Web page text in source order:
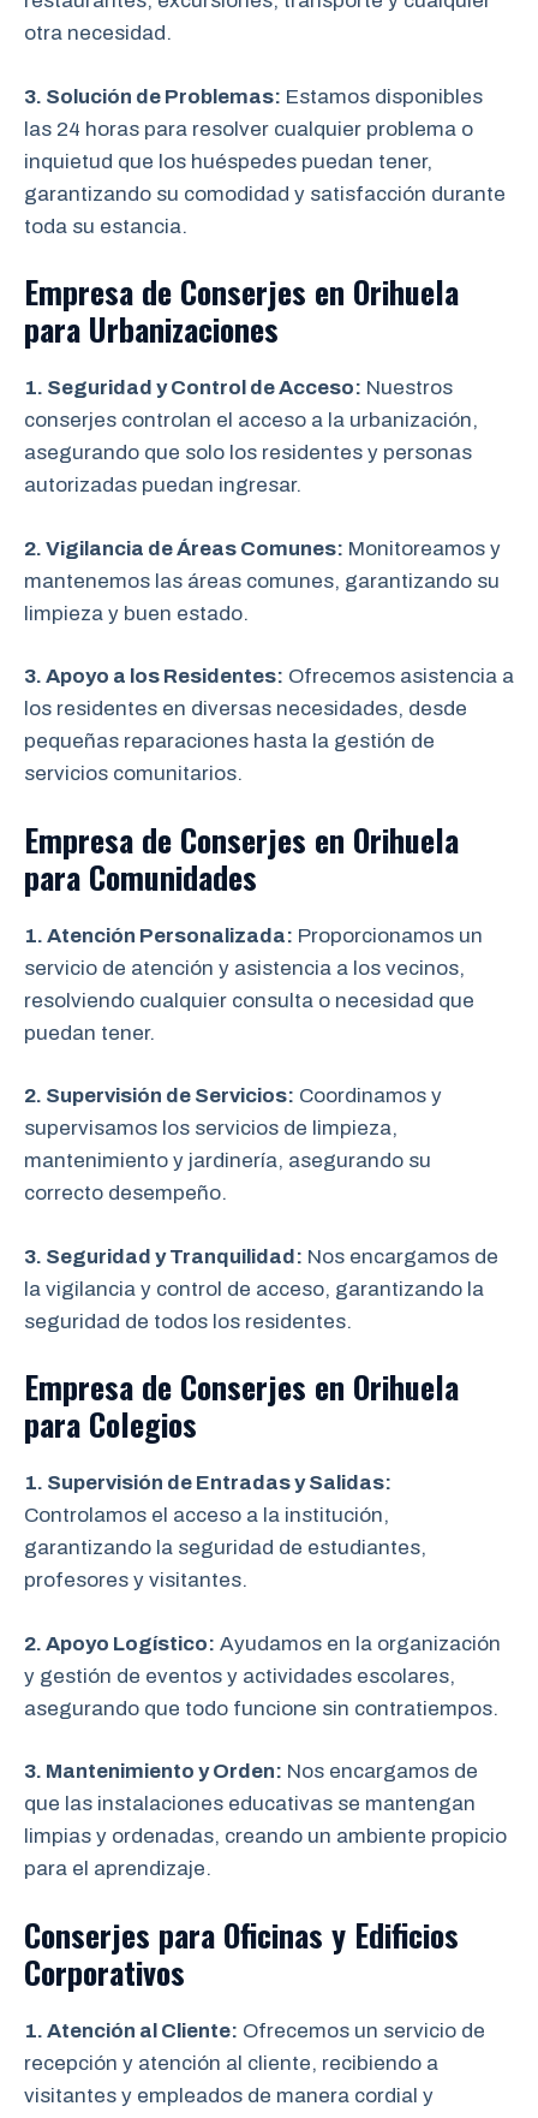
otra necesidad.
3. Solución de Problemas: Estamos disponibles
las 24 horas para resolver cualquier problema o
inquietud que los huéspedes puedan tener,
garantizando su comodidad y satisfacción durante
toda su estancia.
Empresa de Conserjes en Orihuela
para Urbanizaciones
1. Seguridad y Control de Acceso: Nuestros
conserjes controlan el acceso a la urbanización,
asegurando que solo los residentes y personas
autorizadas puedan ingresar.
2. Vigilancia de Áreas Comunes: Monitoreamos y
mantenemos las áreas comunes, garantizando su
limpieza y buen estado.
3. Apoyo a los Residentes: Ofrecemos asistencia a
los residentes en diversas necesidades, desde
pequeñas reparaciones hasta la gestión de
servicios comunitarios.
Empresa de Conserjes en Orihuela
para Comunidades
1. Atención Personalizada: Proporcionamos un
servicio de atención y asistencia a los vecinos,
resolviendo cualquier consulta o necesidad que
puedan tener.
2. Supervisión de Servicios: Coordinamos y
supervisamos los servicios de limpieza,
mantenimiento y jardinería, asegurando su
correcto desempeño.
3. Seguridad y Tranquilidad: Nos encargamos de
la vigilancia y control de acceso, garantizando la
seguridad de todos los residentes.
Empresa de Conserjes en Orihuela
para Colegios
1. Supervisión de Entradas y Salidas:
Controlamos el acceso a la institución,
garantizando la seguridad de estudiantes,
profesores y visitantes.
2. Apoyo Logístico: Ayudamos en la organización
y gestión de eventos y actividades escolares,
asegurando que todo funcione sin contratiempos.
3. Mantenimiento y Orden: Nos encargamos de
que las instalaciones educativas se mantengan
limpias y ordenadas, creando un ambiente propicio
para el aprendizaje.
Conserjes para Oficinas y Edificios
Corporativos
1. Atención al Cliente: Ofrecemos un servicio de
recepción y atención al cliente, recibiendo a
visitantes y empleados de manera cordial y